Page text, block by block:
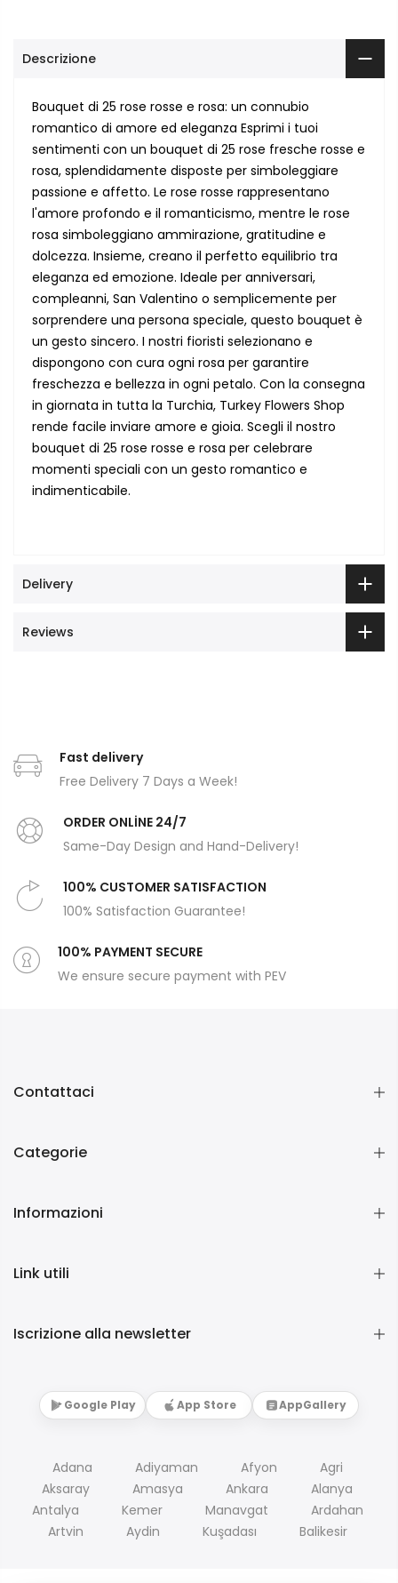
Descrizione
Bouquet di 25 rose rosse e rosa: un connubio
romantico di amore ed eleganza Esprimi i tuoi
sentimenti con un bouquet di 25 rose fresche rosse e
rosa, splendidamente disposte per simboleggiare
passione e affetto. Le rose rosse rappresentano
l'amore profondo e il romanticismo, mentre le rose
rosa simboleggiano ammirazione, gratitudine e
dolcezza. Insieme, creano il perfetto equilibrio tra
eleganza ed emozione. Ideale per anniversari,
compleanni, San Valentino o semplicemente per
sorprendere una persona speciale, questo bouquet è
un gesto sincero. I nostri fioristi selezionano e
dispongono con cura ogni rosa per garantire
freschezza e bellezza in ogni petalo. Con la consegna
in giornata in tutta la Turchia, Turkey Flowers Shop
rende facile inviare amore e gioia. Scegli il nostro
bouquet di 25 rose rosse e rosa per celebrare
momenti speciali con un gesto romantico e
indimenticabile.
Delivery
Reviews
Fast delivery
Free Delivery 7 Days a Week!
ORDER ONLİNE 24/7
Same-Day Design and Hand-Delivery!
100% CUSTOMER SATISFACTION
100% Satisfaction Guarantee!
100% PAYMENT SECURE
We ensure secure payment with PEV
Contattaci
Categorie
Informazioni
Link utili
Iscrizione alla newsletter
Google Play App Store AppGallery
Adana Adiyaman Afyon
Agri
Aksaray
Amasya Ankara
Alanya
Antalya
Kemer Manavgat
Ardahan
Artvin
Aydin Kuşadası Balikesir